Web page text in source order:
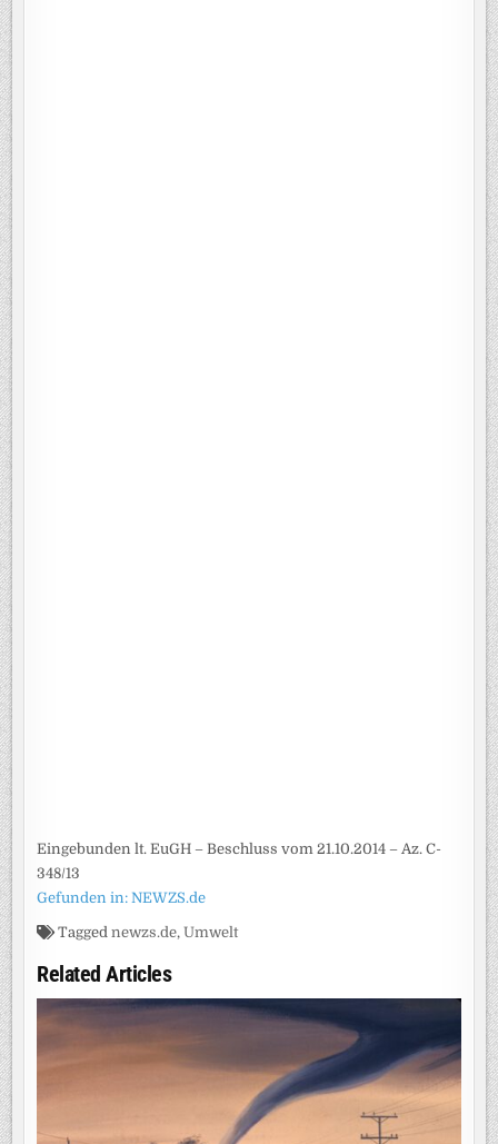
Eingebunden lt. EuGH – Beschluss vom 21.10.2014 – Az. C-
348/13
Gefunden in: NEWZS.de
Taggednewzs.de,Umwelt
Related Articles